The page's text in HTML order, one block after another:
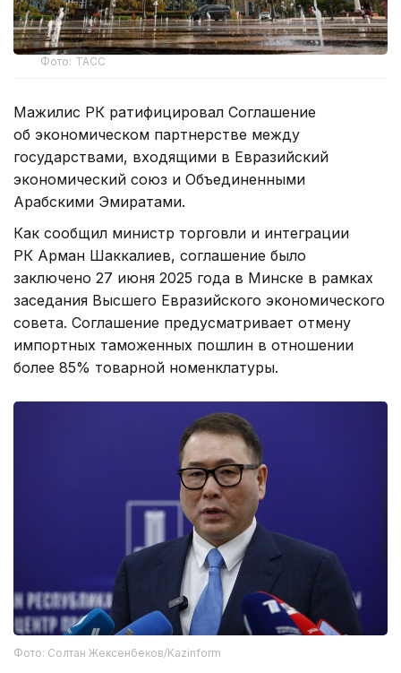
Фото: ТАСС
Мажилис РК ратифицировал Соглашение
об экономическом партнерстве между
государствами, входящими в Евразийский
экономический союз и Объединенными
Арабскими Эмиратами.
Как сообщил министр торговли и интеграции
РК Арман Шаккалиев, соглашение было
заключено 27 июня 2025 года в Минске в рамках
заседания Высшего Евразийского экономического
совета. Соглашение предусматривает отмену
импортных таможенных пошлин в отношении
более 85% товарной номенклатуры.
Фото: Солтан Жексенбеков/Kazinform